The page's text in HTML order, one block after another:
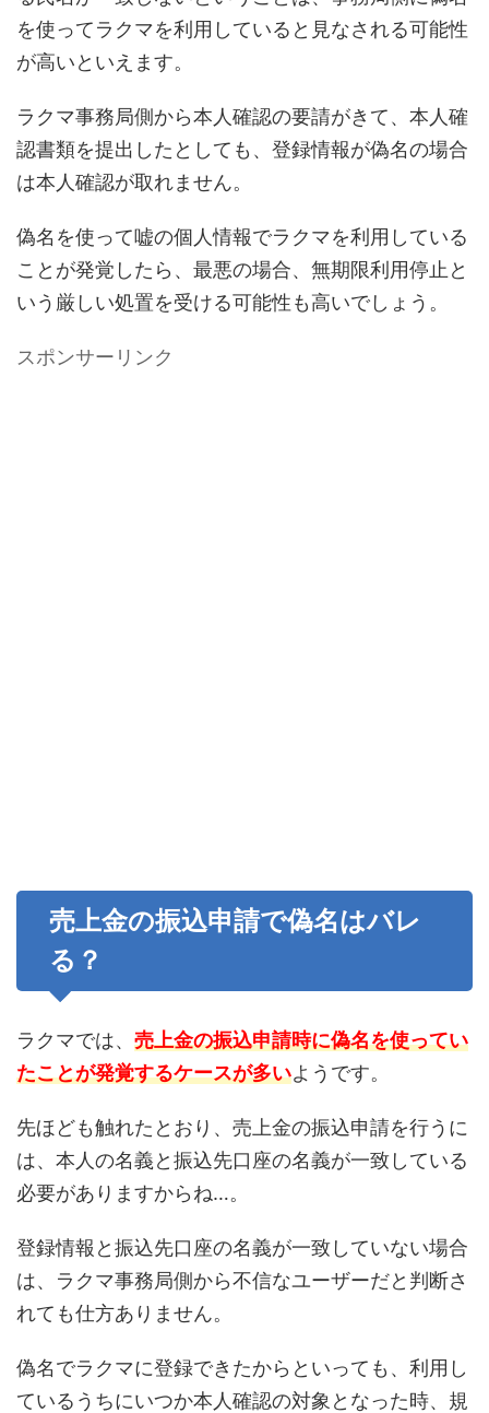
を使ってラクマを利用していると見なされる可能性
が高いといえます。
ラクマ事務局側から本人確認の要請がきて、本人確
認書類を提出したとしても、登録情報が偽名の場合
は本人確認が取れません。
偽名を使って嘘の個人情報でラクマを利用している
ことが発覚したら、最悪の場合、無期限利用停止と
いう厳しい処置を受ける可能性も高いでしょう。
スポンサーリンク
売上金の振込申請で偽名はバレ
る？
ラクマでは、 売上金の振込申請時に偽名を使ってい
たことが発覚するケースが多いようです。
先ほども触れたとおり、売上金の振込申請を行うに
は、本人の名義と振込先口座の名義が一致している
必要がありますからね…。
登録情報と振込先口座の名義が一致していない場合
は、ラクマ事務局側から不信なユーザーだと判断さ
れても仕方ありません。
偽名でラクマに登録できたからといっても、利用し
ているうちにいつか本人確認の対象となった時、規